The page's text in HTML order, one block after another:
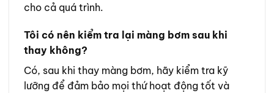
cho cả quá trình.
Tôi có nên kiểm tra lại màng bơm sau khi
thay không?
Có, sau khi thay màng bơm, hãy kiểm tra kỹ
lưỡng để đảm bảo mọi thứ hoạt động tốt và